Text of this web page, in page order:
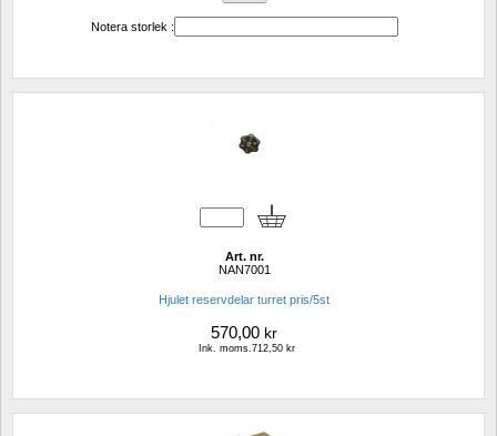
Notera storlek :
Art. nr.
NAN7001
Hjulet reservdelar turret pris/5st
570,00 kr
Ink. moms.712,50 kr